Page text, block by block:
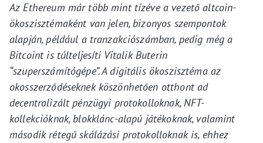
Az Ethereum már több mint tízéve a vezető altcoin-
ökoszisztémaként van jelen, bizonyos szempontok
alapján, például a tranzakciószámban, pedig még a
Bitcoint is túlteljesíti Vitalik Buterin
“szuperszámítógépe”. A digitális ökoszisztéma az
okosszerződéseknek köszönhetően otthont ad
decentralizált pénzügyi protokolloknak, NFT-
kollekcióknak, blokklánc-alapú játékoknak, valamint
második rétegű skálázási protokolloknak is, ehhez